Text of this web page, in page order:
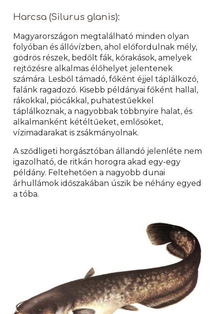
Harcsa (Silurus glanis):
Magyarországon megtalálható minden olyan
folyóban és állóvízben, ahol előfordulnak mély,
gödrös részek, bedőlt fák, kőrakások, amelyek
rejtőzésre alkalmas élőhelyet jelentenek
számára. Lesből támadó, főként éjjel táplálkozó,
falánk ragadozó. Kisebb példányai főként hallal,
rákokkal, piócákkal, puhatestűekkel
táplálkoznak, a nagyobbak többnyire halat, és
alkalmanként kétéltűeket, emlősöket,
vízimadarakat is zsákmányolnak.
A sződligeti horgásztóban állandó jelenléte nem
igazolható, de ritkán horogra akad egy-egy
példány. Feltehetően a nagyobb dunai
árhullámok időszakában úszik be néhány egyed
a tóba.